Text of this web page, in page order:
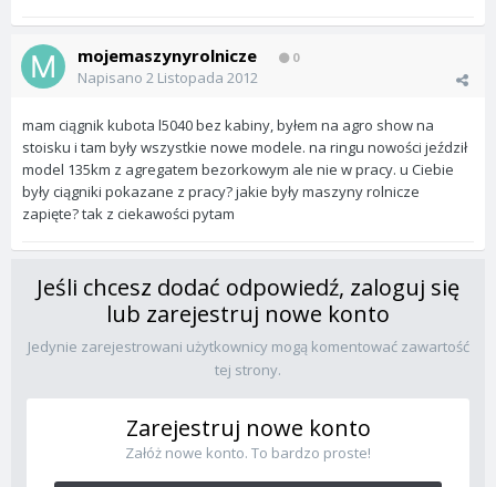
mojemaszynyrolnicze 0
Napisano 2 Listopada 2012
mam ciągnik kubota l5040 bez kabiny, byłem na agro show na
stoisku i tam były wszystkie nowe modele. na ringu nowości jeździł
model 135km z agregatem bezorkowym ale nie w pracy. u Ciebie
były ciągniki pokazane z pracy? jakie były maszyny rolnicze
zapięte? tak z ciekawości pytam
Jeśli chcesz dodać odpowiedź, zaloguj się
lub zarejestruj nowe konto
Jedynie zarejestrowani użytkownicy mogą komentować zawartość
tej strony.
Zarejestruj nowe konto
Załóż nowe konto. To bardzo proste!